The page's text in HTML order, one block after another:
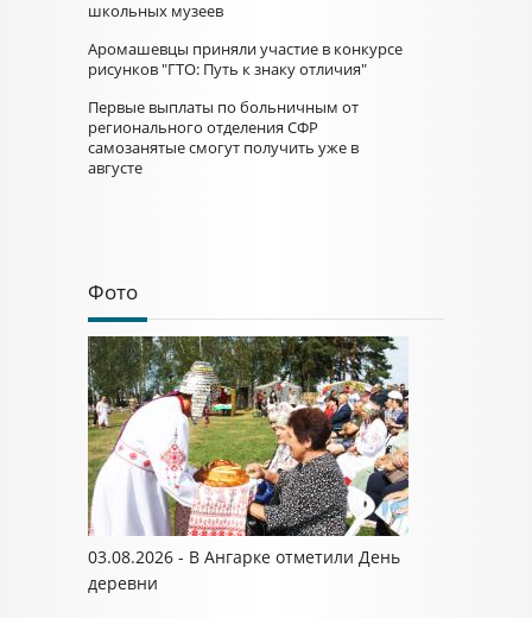
школьных музеев
Аромашевцы приняли участие в конкурсе
рисунков "ГТО: Путь к знаку отличия"
Первые выплаты по больничным от
регионального отделения СФР
самозанятые смогут получить уже в
августе
Фото
03.08.2026 - В Ангарке отметили День
деревни